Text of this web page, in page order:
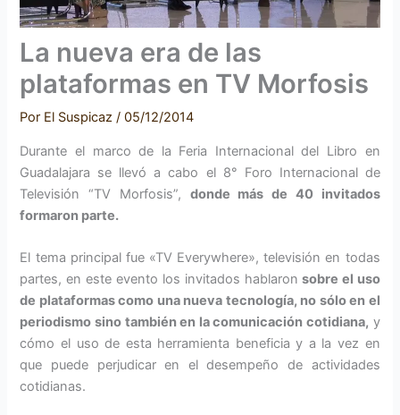
La nueva era de las
plataformas en TV Morfosis
Por El Suspicaz/05/12/2014
Durante el marco de la Feria Internacional del Libro en
Guadalajara se llevó a cabo el 8° Foro Internacional de
Televisión “TV Morfosis”, donde más de 40 invitados
formaron parte.
El tema principal fue «TV Everywhere», televisión en todas
partes, en este evento los invitados hablaron sobre el uso
de plataformas como una nueva tecnología, no sólo en el
periodismo sino también en la comunicación cotidiana, y
cómo el uso de esta herramienta beneficia y a la vez en
que puede perjudicar en el desempeño de actividades
cotidianas.